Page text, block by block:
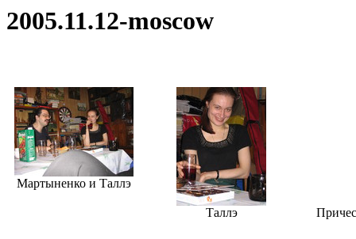
2005.11.12-moscow
Мартыненко и Таллэ
Таллэ